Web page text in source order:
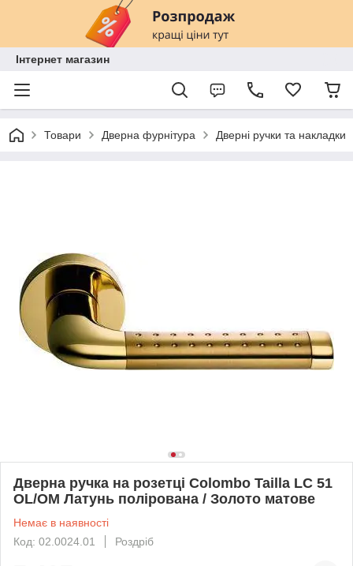
Інтернет магазин
Товари Дверна фурнітура Дверні ручки та накладки
Дверна ручка на розетці Colombo Tailla LC 51
OL/OM Латунь полірована / Золото матове
Немає в наявності
Код: 02.0024.01
Роздріб